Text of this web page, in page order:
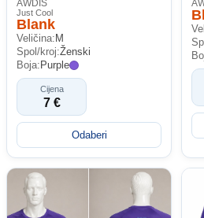
AWDIS
Just Cool
Blank
Veličina: M
Spol/kroj:Ženski
Boja: Purple
Cijena
7 €
Odaberi